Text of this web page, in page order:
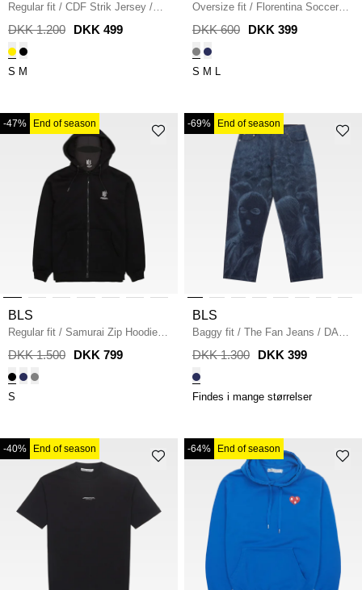
Regular fit / CDF Strik Jersey /
YELLOW
DKK 1.200 DKK 499
S M
Oversize fit / Florentina Soccer
Jersey / GREY
DKK 600 DKK 399
S M L
-47% End of season
BLS
Regular fit / Samurai Zip Hoodie /
SORT
DKK 1.500 DKK 799
S
-69% End of season
BLS
Baggy fit / The Fan Jeans / DARK
BLUE
DKK 1.300 DKK 399
Findes i mange størrelser
-40% End of season -64% End of season